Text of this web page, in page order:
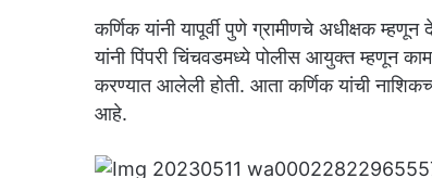
कर्णिक यांनी यापूर्वी पुणे ग्रामीणचे अधीक्षक
यांनी पिंपरी चिंचवडमध्ये पोलीस आयुक्त म्हणून
करण्यात आलेली होती. आता कर्णिक यांची
आहे.